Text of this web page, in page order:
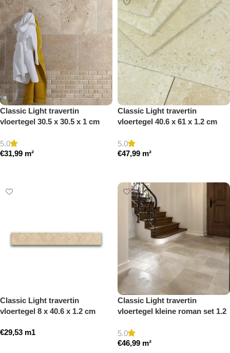
Classic Light travertin
vloertegel 30.5 x 30.5 x 1 cm
5.0
€31,99 m²
Classic Light travertin
vloertegel 40.6 x 61 x 1.2 cm
5.0
€47,99 m²
Classic Light travertin
vloertegel 8 x 40.6 x 1.2 cm
€29,53 m1
Classic Light travertin
vloertegel kleine roman set 1.2
5.0
€46,99 m²